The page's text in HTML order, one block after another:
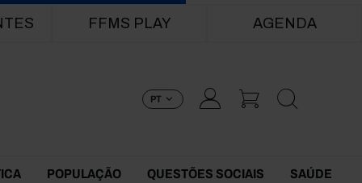
FFMS PLAY AGENDA
PT
POPULAÇÃO QUESTÕES SOCIAIS SAÚDE